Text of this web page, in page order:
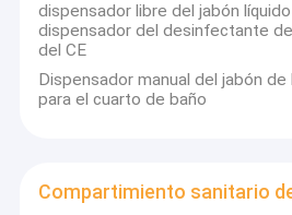
Hogar
dispensador libre del jabón
dispensador del desinfectante
del CE
Dispensador manual del jabón
para el cuarto de baño
Compartimiento sanitario
La higiene Co. industrial, Ltd. de
productos de limpieza. Desde su
nuestra compañía se ha convertido
del aerosol, dispensador del papel,
la mano, etc.